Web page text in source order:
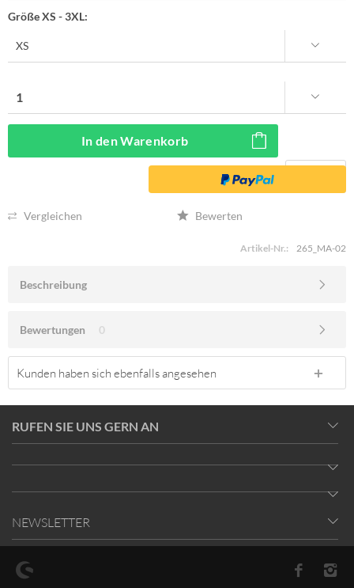
Größe XS - 3XL:
In denWarenkorb
Vergleichen Bewerten
Artikel-Nr.: 265_MA-02
Beschreibung
Bewertungen 0
Kunden haben sich ebenfalls angesehen
RUFEN SIE UNS GERN AN
NEWSLETTER